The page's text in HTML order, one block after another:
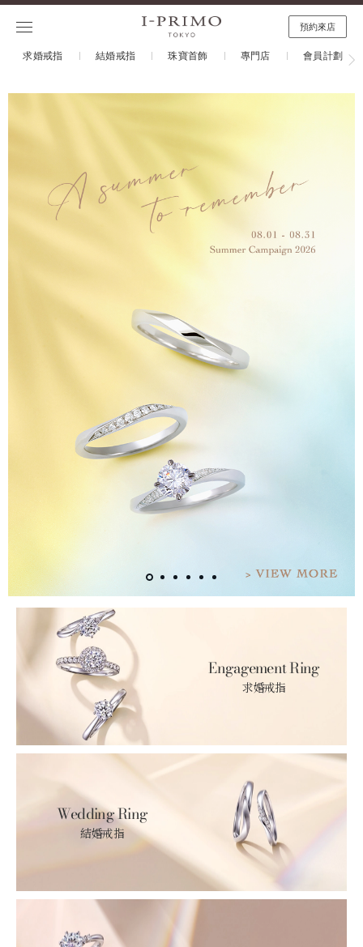
預約來店
求婚戒指 結婚戒指 珠寶首飾 專門店 會員計劃
Engagement Ring
求婚戒指
Wedding Ring
結婚戒指